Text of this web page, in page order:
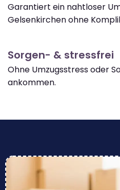
Garantiert ein nahtloser
Gelsenkirchen ohne
Sorgen- & stressfrei
Ohne Umzugsstress oder
ankommen.